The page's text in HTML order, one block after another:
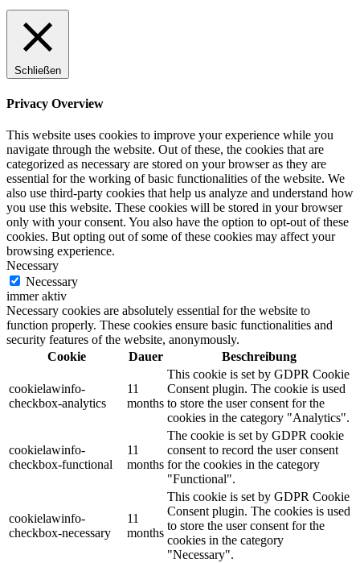
Schließen
Privacy Overview
This website uses cookies to improve your experience while you
navigate through the website. Out of these, the cookies that are
categorized as necessary are stored on your browser as they are
essential for the working of basic functionalities of the website. We
also use third-party cookies that help us analyze and understand how
you use this website. These cookies will be stored in your browser
only with your consent. You also have the option to opt-out of these
cookies. But opting out of some of these cookies may affect your
browsing experience.
Necessary
Necessary
immer aktiv
Necessary cookies are absolutely essential for the website to
function properly. These cookies ensure basic functionalities and
security features of the website, anonymously.
Cookie
Dauer Beschreibung
cookielawinfo-
checkbox-analytics
11
months
This cookie is set by GDPR Cookie
Consent plugin. The cookie is used
to store the user consent for the
cookies in the category "Analytics".
cookielawinfo-
checkbox-functional
11
months
The cookie is set by GDPR cookie
consent to record the user consent
for the cookies in the category
"Functional".
cookielawinfo-
checkbox-necessary
11
months
This cookie is set by GDPR Cookie
Consent plugin. The cookies is used
to store the user consent for the
cookies in the category
"Necessary".